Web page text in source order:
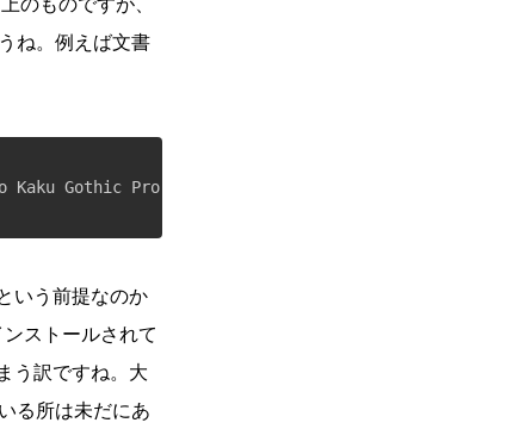
ね。例えば文書
いう前提なのか
ストールされて
う訳ですね。大
る所は未だにあ